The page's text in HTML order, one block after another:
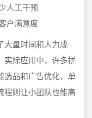
人工干预
户满意度
大量时间和人力成
实际应用中，许多拼
选品和广告优化，单
程则让小团队也能高